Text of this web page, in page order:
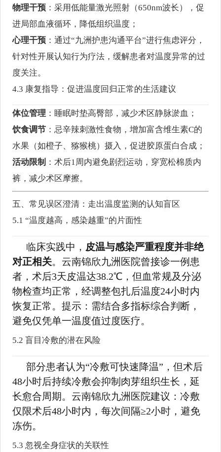
物理干预 ：采用低能量激光照射（650nm波长），促
进局部血液循环，降低组织温度；
心理干预 ：通过“九洲护患沟通平台”进行焦虑评分，
针对性开展认知行为疗法，缓解患者对温度异常的过
度关注。
4.3 康复指导：促进温度回归正常的生活建议
体位管理 ：睡眠时垫高臀部，减少术区静脉淤血；
饮食调节 ：忌辛辣刺激性食物，增加富含维生素C的
水果（如橙子、猕猴桃）摄入，促进胶原蛋白合成；
活动限制 ：术后1周内避免剧烈运动，穿宽松棉质内
裤，减少术区摩擦。
五、常见误区澄清：走出温度监测的认知盲区
5.1 “温度越高，感染越重”的片面性
临床实践中， 皮温与感染严重程度并非绝
对正相关。云南锦欣九洲医院曾接诊一例患
者，术后3天皮温达38.2℃，但血常规及分泌
物检查均正常，经调整包扎后温度24小时内
恢复正常。提示：需结合多指标综合判断，
避免仅凭单一温度值过度医疗。
5.2 盲目冷敷的潜在风险
部分患者认为“冷敷可快速降温”，但术后
48小时后持续冷敷会抑制肉芽组织生长，延
长愈合周期。云南锦欣九洲医院建议：冷敷
仅限术后48小时内，每次间隔≥2小时，避免
冻伤。
5.3 忽视全身症状的关联性